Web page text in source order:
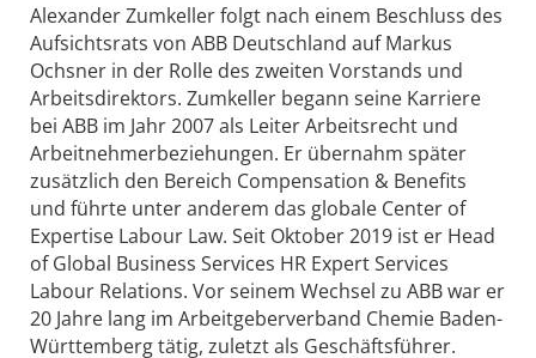
Alexander Zumkeller folgt nach einem Beschluss des
Aufsichtsrats von ABB Deutschland auf Markus
Ochsner in der Rolle des zweiten Vorstands und
Arbeitsdirektors. Zumkeller begann seine Karriere
bei ABB im Jahr 2007 als Leiter Arbeitsrecht und
Arbeitnehmerbeziehungen. Er übernahm später
zusätzlich den Bereich Compensation & Benefits
und führte unter anderem das globale Center of
Expertise Labour Law. Seit Oktober 2019 ist er Head
of Global Business Services HR Expert Services
Labour Relations. Vor seinem Wechsel zu ABB war er
20 Jahre lang im Arbeitgeberverband Chemie Baden-
Württemberg tätig, zuletzt als Geschäftsführer.